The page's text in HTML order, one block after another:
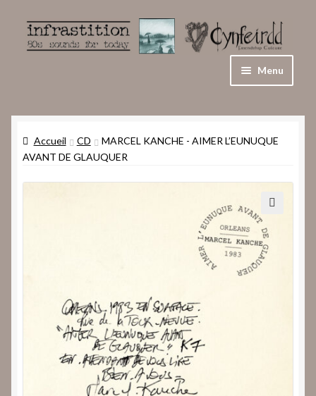
Aller
Aller
au
Menu
Conditions générales de vente et politique de
confidentialité
Validation de la commande
Accueil CD
MARCEL KANCHE ‎- AIMER L’EUNUQUE
AVANT DE GLAUQUER